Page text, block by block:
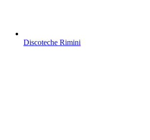
Discoteche Rimini